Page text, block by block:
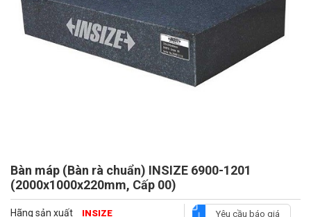
Bàn máp (Bàn rà chuẩn) INSIZE 6900-1201
(2000x1000x220mm, Cấp 00)
Hãng sản xuất INSIZE Yêu cầu báo giá